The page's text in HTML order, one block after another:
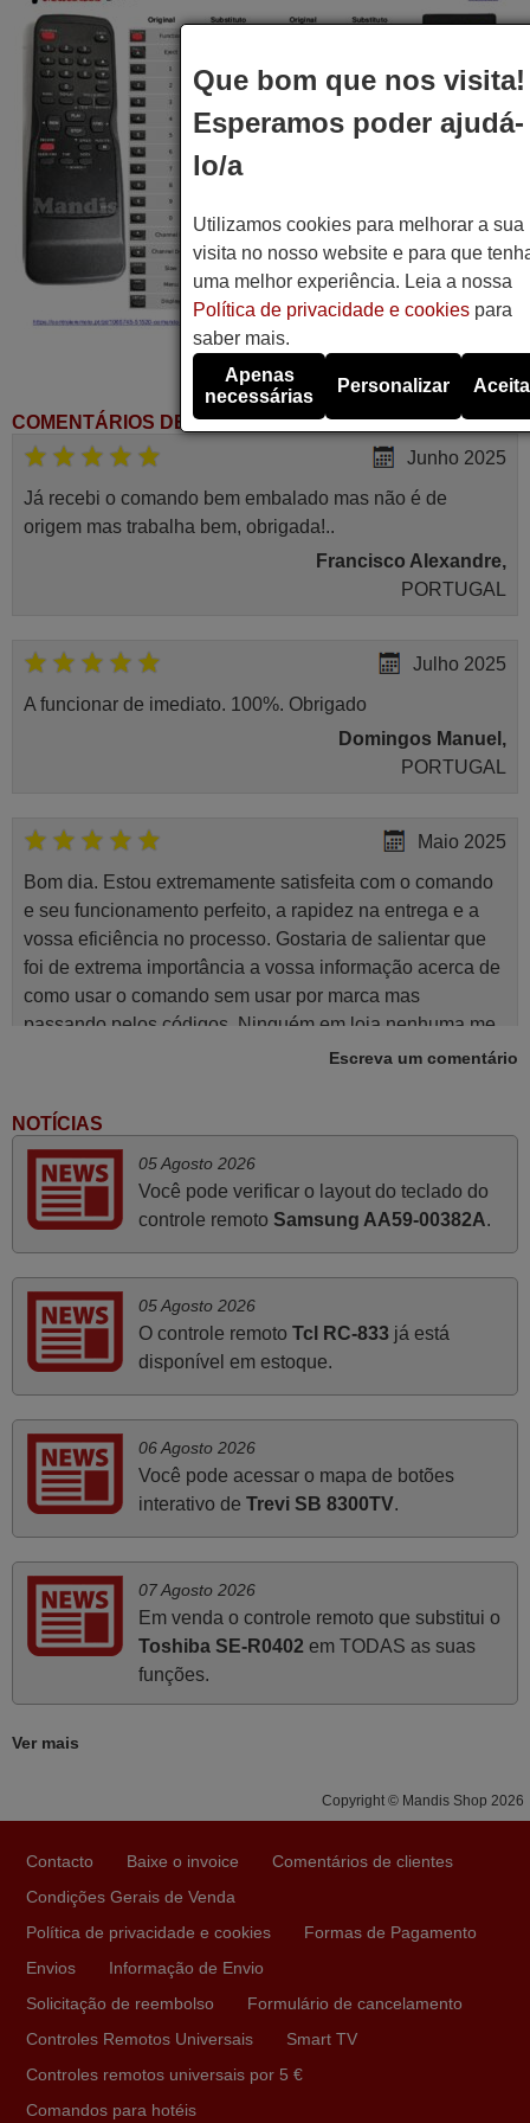
COMENTÁRIOS DE CLIENTES
Junho 2025
Já recebi o comando bem embalado mas não é de
origem mas trabalha bem, obrigada!..
Francisco Alexandre,
PORTUGAL
Julho 2025
A funcionar de imediato. 100%. Obrigado
Domingos Manuel,
PORTUGAL
Maio 2025
Bom dia. Estou extremamente satisfeita com o comando
e seu funcionamento perfeito, a rapidez na entrega e a
vossa eficiência no processo. Gostaria de salientar que
foi de extrema importância a vossa informação acerca de
como usar o comando sem usar por marca mas
passando pelos códigos. Ninguém em loja nenhuma me
tinha explicado como funcionar. Apenas diziam que
Muito obrigada.
Abril 2025
O comando veio bem embrulhado e protegido. Fez logo a
emparelhamento com a televisão, sem problemas.
Funciona na perfeição. Recomendo vivamente este
produto e este site.
do vosso email supra sobre a minha opinião, quero
deixar aqui o meu testemunho sobre a experiência que
tive com a vossa Empresa durante a minha encomenda
supra: Acolhimento da encomenda, informação ao
ISTO DOU DOU A NOTA MÁXIMA DE 5 ESTRELAS.
infelizmente vai sendo raro encontrar Empresas cuja
como a demonstrada por vós. Apresento os meus
cumprimentos.
Paulo,
Ótimo produto!! Não precisa fazer nenhuma
Escreva um comentário
NOTÍCIAS
05 Agosto 2026
Você pode verificar o layout do teclado do
controle remoto Samsung AA59-00382A.
05 Agosto 2026
O controle remoto Tcl RC-833já está
disponível em estoque.
06 Agosto 2026
Você pode acessar o mapa de botões
interativo de Trevi SB 8300TV.
07 Agosto 2026
Em venda o controle remoto que substitui o
Toshiba SE-R0402em TODAS as suas
funções.
Ver mais
Copyright © Mandis Shop 2026
Contacto Baixe o invoice
Comentários de clientes
Condições Gerais de Venda
Política de privacidade e cookies
Formas de Pagamento
Envios
Informação de Envio
Solicitação de reembolso
Formulário de cancelamento
Controles Remotos Universais
Smart TV
Controles remotos universais por 5 €
Comandos para hotéis
Que bom que nos visita!
Esperamos poder ajudá-
lo/a
Utilizamos cookies para melhorar a sua
visita no nosso website e para que
uma melhor experiência. Leia a nossa
Política de privacidade e cookiespara
saber mais.
Apenas
necessárias
Personalizar